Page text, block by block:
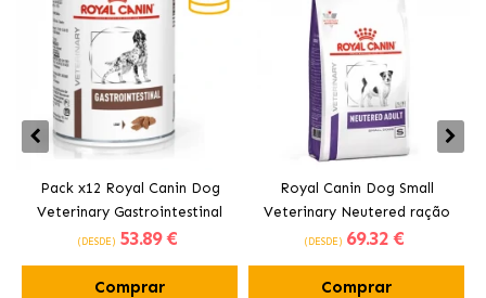
Pack x12 Royal Canin Dog
Veterinary Gastrointestinal
comida Húmida para cães em
(DESDE) 53.89 €
Comprar
Royal Canin Dog Small
Veterinary Neutered ração
para cães pequenos
(DESDE) 69.32 €
Comprar